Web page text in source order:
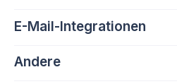
E-Mail-Integrationen
Andere